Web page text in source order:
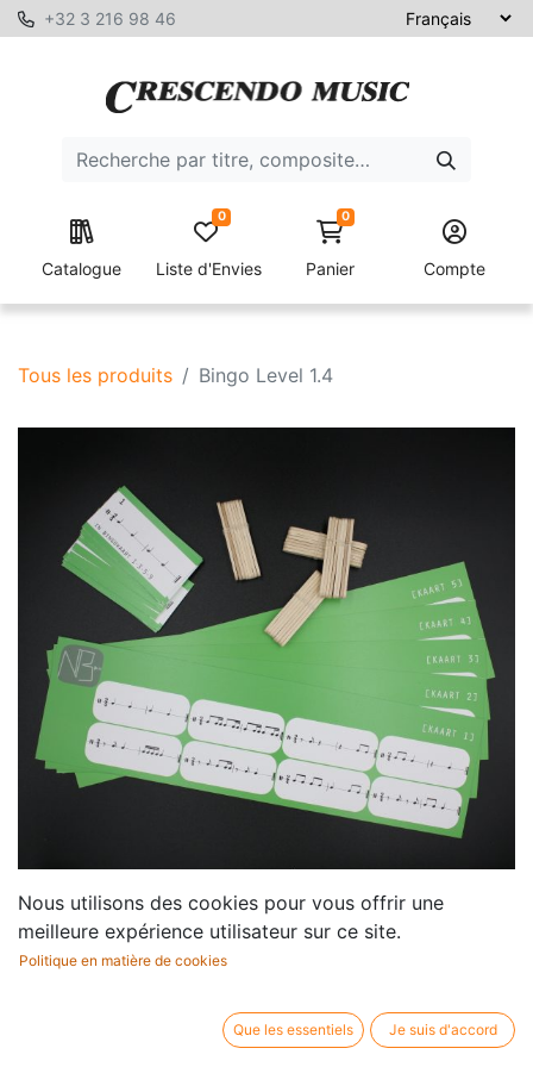
+32 3 216 98 46
Catalogue Liste d'Envies
0 0
Panier Compte
Tous les produits Bingo Level 1.4
Bingo Level 1.4
Nous utilisons des cookies pour vous offrir une
meilleure expérience utilisateur sur ce site.
Politique en matière de cookies
Que les essentiels Je suis d'accord